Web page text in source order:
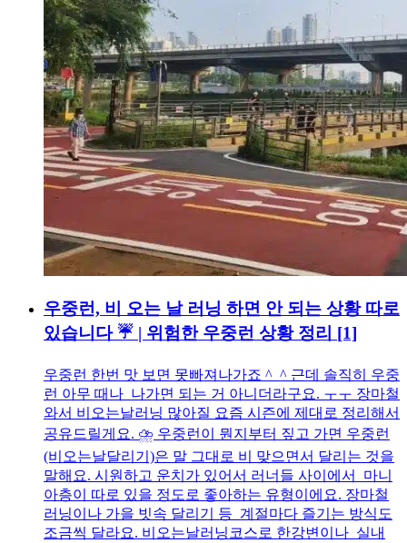
우중런, 비 오는 날 러닝 하면 안 되는 상황 따로
있습니다 ☔ | 위험한 우중런 상황 정리 [1]
우중런 한번 맛 보면 못빠져나가죠 ^_^ 근데 솔직히 우중
런 아무 때나 나가면 되는 거 아니더라구요. ㅜㅜ 장마철
와서 비오는날러닝 많아질 요즘 시즌에 제대로 정리해서
공유드릴게요. ⛈ 우중런이 뭔지부터 짚고 가면 우중런
(비오는날달리기)은 말 그대로 비 맞으면서 달리는 것을
말해요. 시원하고 운치가 있어서 러너들 사이에서 마니
아층이 따로 있을 정도로 좋아하는 유형이에요. 장마철
러닝이나 가을 빗속 달리기 등 계절마다 즐기는 방식도
조금씩 달라요. 비오는날러닝코스로 한강변이나 실내